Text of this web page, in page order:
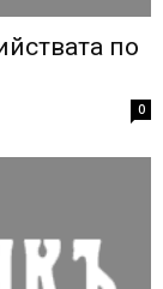
по
0